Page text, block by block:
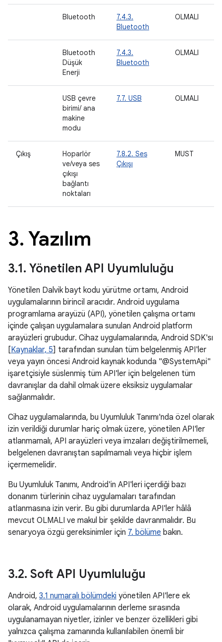
Bluetooth
7.4.3.
Bluetooth
OLMALI
Bluetooth
Düşük
Enerji
7.4.3.
Bluetooth
OLMALI
USB çevre
birimi/ ana
makine
modu
7.7. USB OLMALI
Çıkış
Hoparlör
ve/veya ses
çıkışı
bağlantı
noktaları
7.8.2. Ses
Çıkışı
MUST
3. Yazılım
3.1. Yönetilen API Uyumluluğu
Yönetilen Dalvik bayt kodu yürütme ortamı, Android
uygulamalarının birincil aracıdır. Android uygulama
programlama arayüzü (API), yönetilen çalışma ortamı
içinde çalışan uygulamalara sunulan Android platform
arayüzleri grubudur. Cihaz uygulamalarında, Android SDK'sı
[Kaynaklar, 5] tarafından sunulan tüm belgelenmiş API'ler
veya yayın öncesi Android kaynak kodunda "@SystemApi"
işaretçisiyle süslenmiş tüm API'ler için belgelenen tüm
davranışlar da dahil olmak üzere eksiksiz uygulamalar
sağlanmalıdır.
Cihaz uygulamalarında, bu Uyumluluk Tanımı'nda özel olarak
izin verildiği durumlar hariç olmak üzere, yönetilen API'ler
atlanmamalı, API arayüzleri veya imzaları değiştirilmemeli,
belgelenen davranıştan sapılmamalı veya hiçbir işlem
içermemelidir.
Bu Uyumluluk Tanımı, Android'in API'leri içerdiği bazı
donanım türlerinin cihaz uygulamaları tarafından
atlanmasına izin verir. Bu gibi durumlarda API'ler hâlâ
mevcut OLMALI ve makul bir şekilde davranmalıdır. Bu
senaryoya özgü gereksinimler için 7. bölüme bakın.
3.2. Soft API Uyumluluğu
Android, 3.1 numaralı bölümdeki yönetilen API'lere ek
olarak, Android uygulamalarının derleme sırasında
uygulanamayan niyetler, izinler ve benzer özellikleri gibi
yalnızca çalışma zamanında kullanılabilen önemli bir